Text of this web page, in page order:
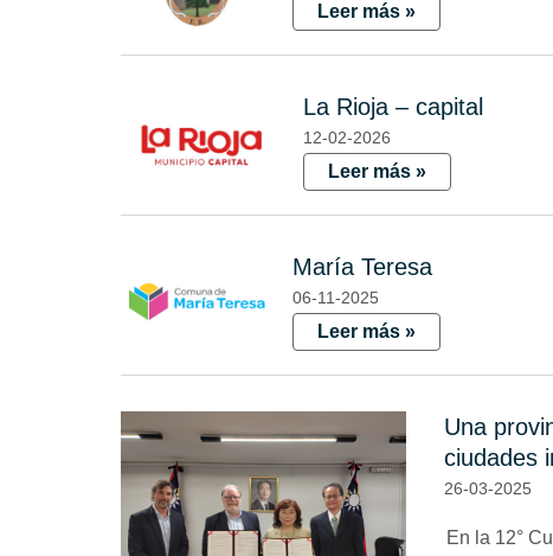
Leer más »
La Rioja – capital
12-02-2026
Leer más »
María Teresa
06-11-2025
Leer más »
Una
ciudades
26-03-2025
En la 12°